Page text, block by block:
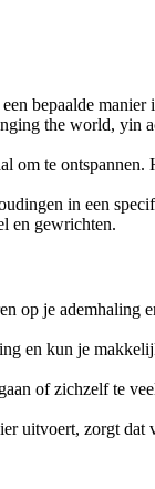
bepaalde manier
the world, yin
om te ontspannen.
in een
en gewrichten.
op je ademhaling
en kun je
of zichzelf te
uitvoert, zorgt dat